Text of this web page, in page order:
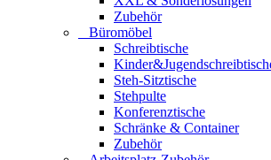
Zubehör
Büromöbel
Schreibtische
Steh-Sitztische
Stehpulte
Konferenztische
Schränke & Container
Zubehör